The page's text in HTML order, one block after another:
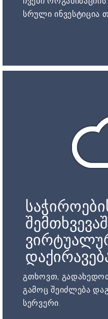
სრული ინვესტიცია
გთხოვთ,
გამოც შეიძლება
სერვერი.